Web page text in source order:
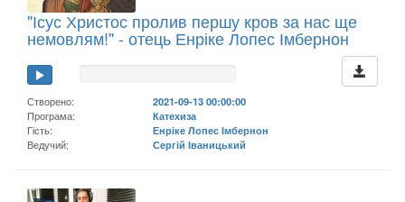
"Ісус Христос пролив першу кров за нас ще
немовлям!" - отець Енріке Лопес Імбернон
Створено:
2021-09-13 00:00:00
Програма:
Катехиза
Гість:
Енріке Лопес Імбернон
Ведучий:
Сергій Іваницький